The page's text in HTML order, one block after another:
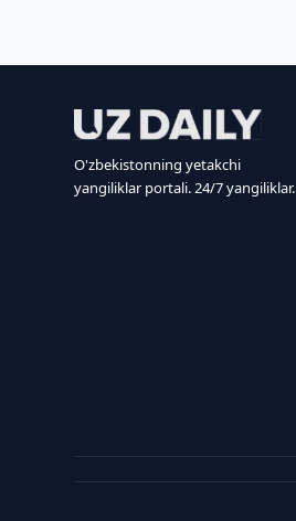
O'zbekistonning yetakchi
yangiliklar portali. 24/7 yangiliklar.